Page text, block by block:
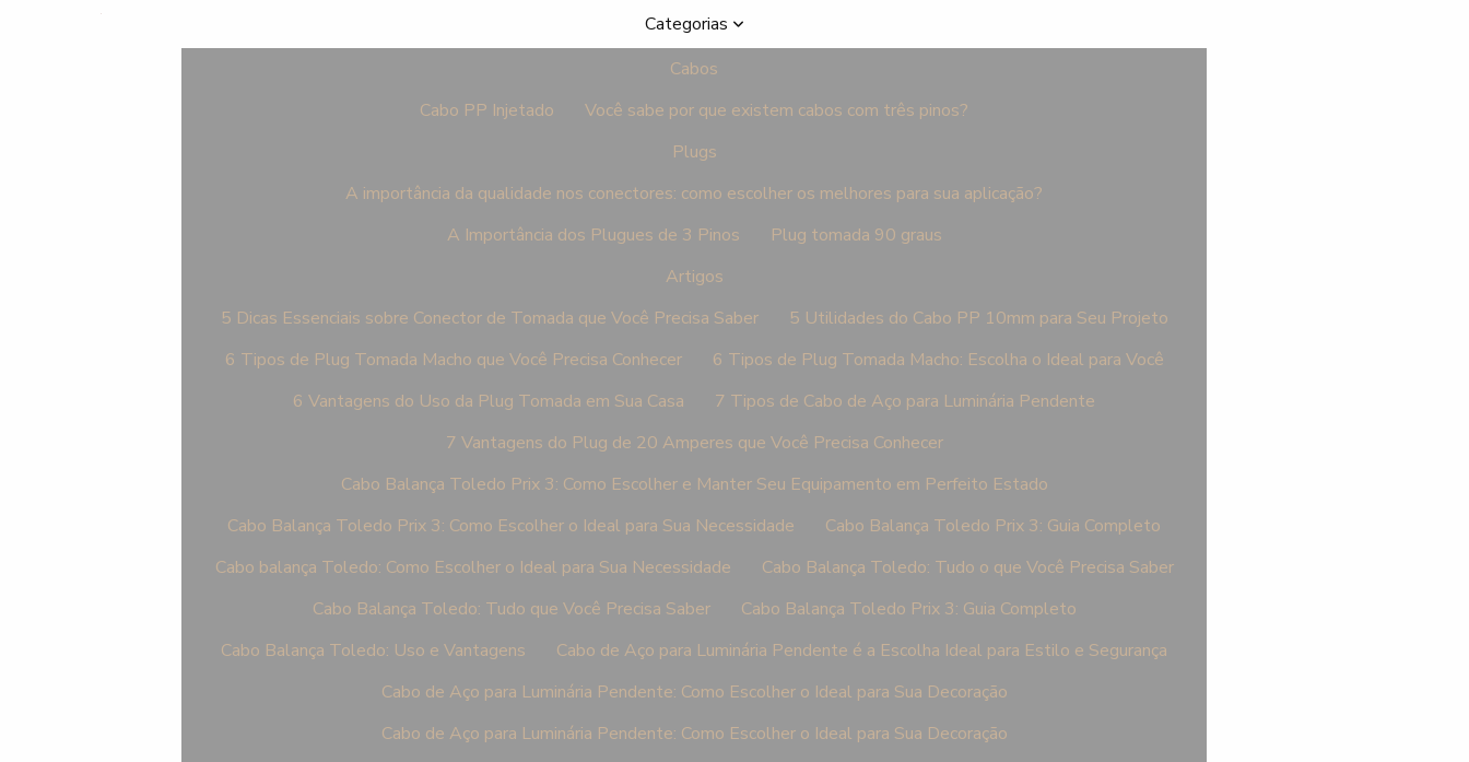
Categorias
Cabos
Cabo PP Injetado
Você sabe por que existem cabos com três pinos?
Plugs
A importância da qualidade nos conectores: como escolher os melhores para sua aplicação?
A Importância dos Plugues de 3 Pinos
Plug tomada 90 graus
Artigos
5 Dicas Essenciais sobre Conector de Tomada que Você Precisa Saber
5 Utilidades do Cabo PP 10mm para Seu Projeto
6 Tipos de Plug Tomada Macho que Você Precisa Conhecer
6 Tipos de Plug Tomada Macho: Escolha o Ideal para Você
6 Vantagens do Uso da Plug Tomada em Sua Casa
7 Tipos de Cabo de Aço para Luminária Pendente
7 Vantagens do Plug de 20 Amperes que Você Precisa Conhecer
Cabo Balança Toledo Prix 3: Como Escolher e Manter Seu Equipamento em Perfeito Estado
Cabo Balança Toledo Prix 3: Como Escolher o Ideal para Sua Necessidade
Cabo Balança Toledo Prix 3: Guia Completo
Cabo balança Toledo: Como Escolher o Ideal para Sua Necessidade
Cabo Balança Toledo: Tudo o que Você Precisa Saber
Cabo Balança Toledo: Tudo que Você Precisa Saber
Cabo Balança Toledo Prix 3: Guia Completo
Cabo Balança Toledo: Uso e Vantagens
Cabo de Aço para Luminária Pendente é a Escolha Ideal para Estilo e Segurança
Cabo de Aço para Luminária Pendente: Como Escolher o Ideal para Sua Decoração
Cabo de Aço para Luminária Pendente: Como Escolher o Ideal para Sua Decoração